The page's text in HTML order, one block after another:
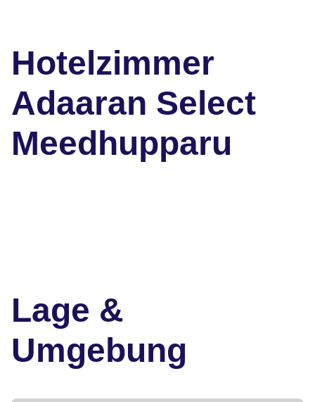
Hotelzimmer
Adaaran Select
Meedhupparu
Lage &
Umgebung